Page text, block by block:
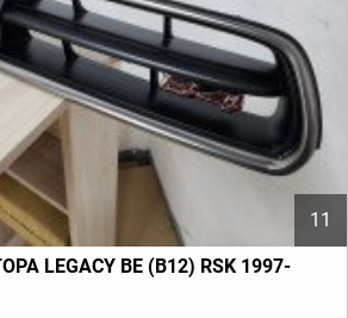
11
LEGACY BE (B12) RSK 1997-